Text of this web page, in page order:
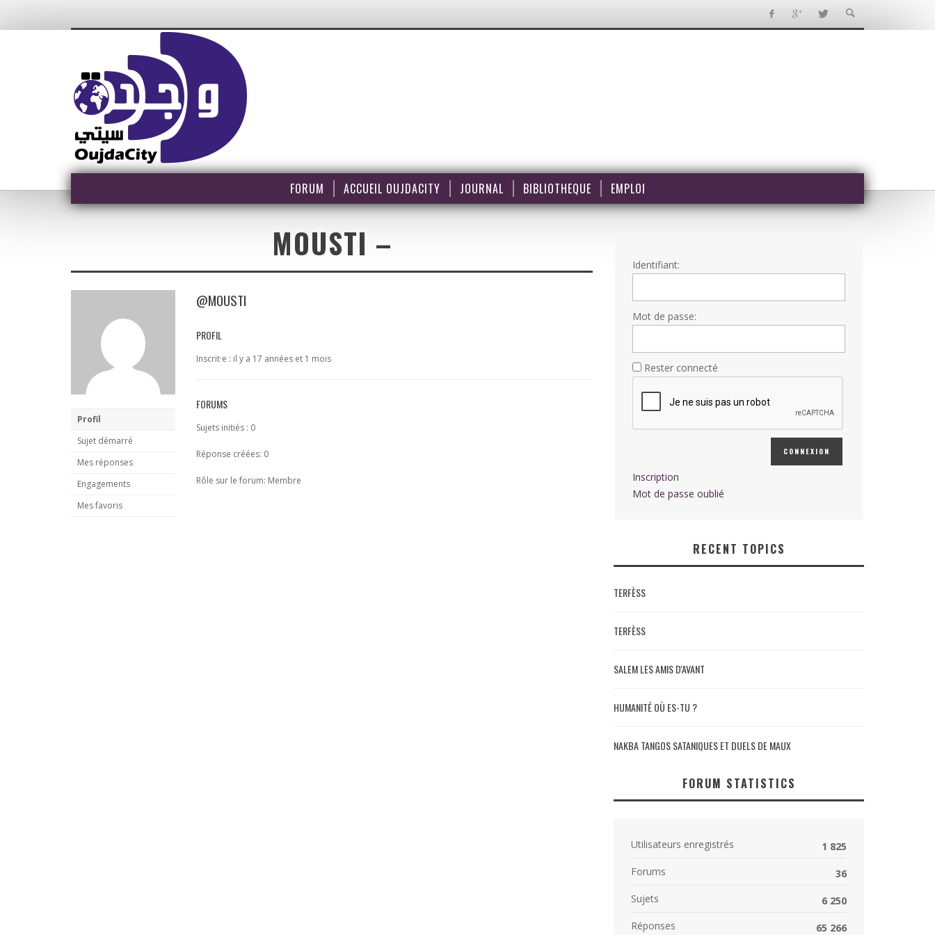
FORUM ACCUEIL OUJDACITY JOURNAL BIBLIOTHEQUE EMPLOI
MOUSTI –
Profil
Sujet démarré
Mes réponses
Engagements
Mes favoris
@MOUSTI
PROFIL
Inscrit·e : il y a 17 années et 1 mois
FORUMS
Sujets initiés : 0
Réponse créées: 0
Rôle sur le forum: Membre
Identifiant:
Mot de passe:
Rester connecté
CONNEXION
Inscription
Mot de passe oublié
RECENT TOPICS
TERFÈSS
TERFÈSS
SALEM LES AMIS D'AVANT
HUMANITÉ OÙ ES-TU ?
NAKBA TANGOS SATANIQUES ET DUELS DE MAUX
FORUM STATISTICS
Utilisateurs enregistrés
1 825
Forums
36
Sujets
6 250
Réponses
65 266